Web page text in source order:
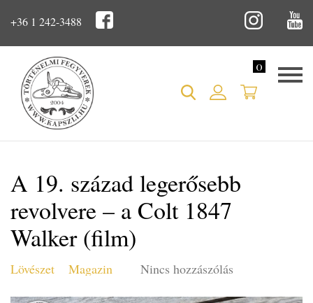
+36 1 242-3488
0
A 19. század legerősebb
revolvere – a Colt 1847
Walker (film)
Lövészet Magazin Nincs hozzászólás